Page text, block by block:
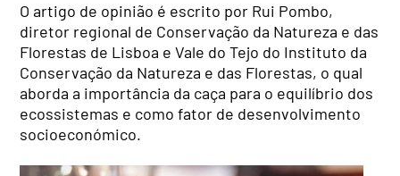
O artigo de opinião é escrito por Rui Pombo,
diretor regional de Conservação da Natureza e das
Florestas de Lisboa e Vale do Tejo do Instituto da
Conservação da Natureza e das Florestas, o qual
aborda a importância da caça para o equilíbrio dos
ecossistemas e como fator de desenvolvimento
socioeconómico.